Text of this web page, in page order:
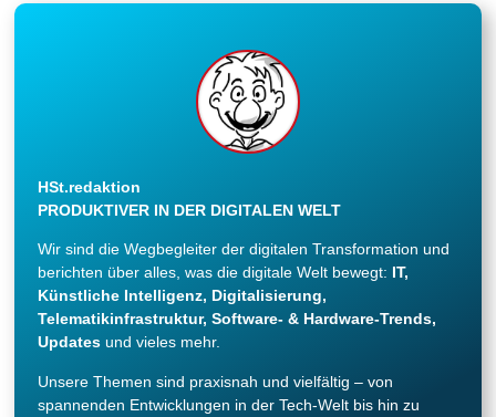
HSt.redaktion
PRODUKTIVER IN DER DIGITALEN WELT
Wir sind die Wegbegleiter der digitalen Transformation und
berichten über alles, was die digitale Welt bewegt: IT,
Künstliche Intelligenz, Digitalisierung,
Telematikinfrastruktur, Software- & Hardware-Trends,
Updates und vieles mehr.
Unsere Themen sind praxisnah und vielfältig – von
spannenden Entwicklungen in der Tech-Welt bis hin zu